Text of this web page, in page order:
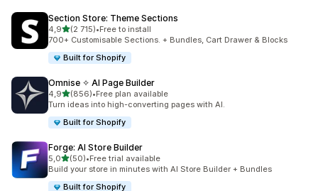
Section Store: Theme Sections
4,9av 5 stjerner
(2 715)
Totalt 2715 omtaler
•Free to install
700+ Customisable Sections. + Bundles, Cart Drawer & Blocks
Built for Shopify
Omnise ✧ AI Page Builder
4,9av 5 stjerner
(856)
Totalt 856 omtaler
•Free plan available
Turn ideas into high-converting pages with AI.
Built for Shopify
Forge: AI Store Builder
5,0av 5 stjerner
(50)
Totalt 50 omtaler
•Free trial available
Build your store in minutes with AI Store Builder + Bundles
Built for Shopify